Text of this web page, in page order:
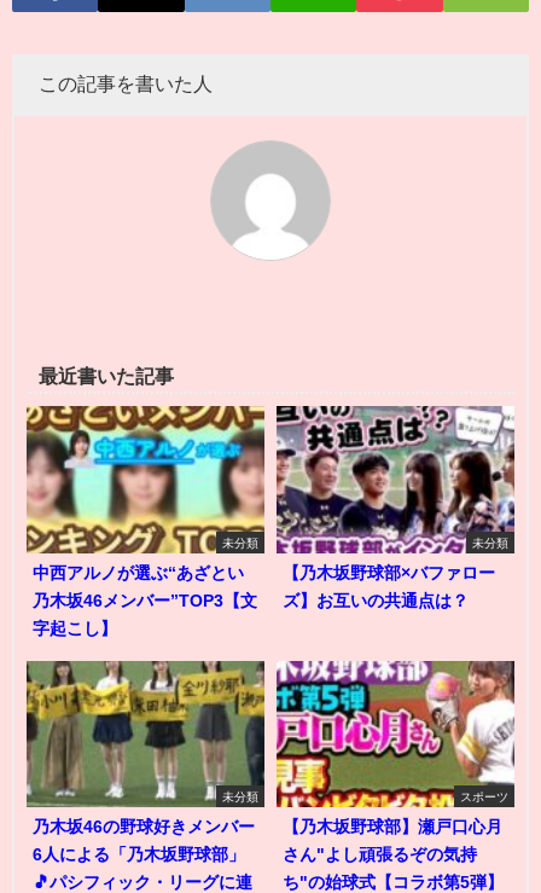
この記事を書いた人
最近書いた記事
未分類
中西アルノが選ぶ“あざとい
乃木坂46メンバー”TOP3【文
字起こし】
未分類
【乃木坂野球部×バファロー
ズ】お互いの共通点は？
未分類
乃木坂46の野球好きメンバー
6人による「乃木坂野球部」
🎵パシフィック・リーグに連
スポーツ
【乃木坂野球部】瀬戸口心月
さん"よし頑張るぞの気持
ち"の始球式【コラボ第5弾】